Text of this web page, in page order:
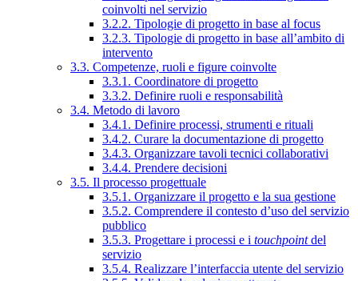
coinvolti nel servizio
3.2.2. Tipologie di progetto in base al focus
3.2.3. Tipologie di progetto in base all’ambito di
intervento
3.3. Competenze, ruoli e figure coinvolte
3.3.1. Coordinatore di progetto
3.3.2. Definire ruoli e responsabilità
3.4. Metodo di lavoro
3.4.1. Definire processi, strumenti e rituali
3.4.2. Curare la documentazione di progetto
3.4.3. Organizzare tavoli tecnici collaborativi
3.4.4. Prendere decisioni
3.5. Il processo progettuale
3.5.1. Organizzare il progetto e la sua gestione
3.5.2. Comprendere il contesto d’uso del servizio
pubblico
3.5.3. Progettare i processi e i touchpointdel
servizio
3.5.4. Realizzare l’interfaccia utente del servizio